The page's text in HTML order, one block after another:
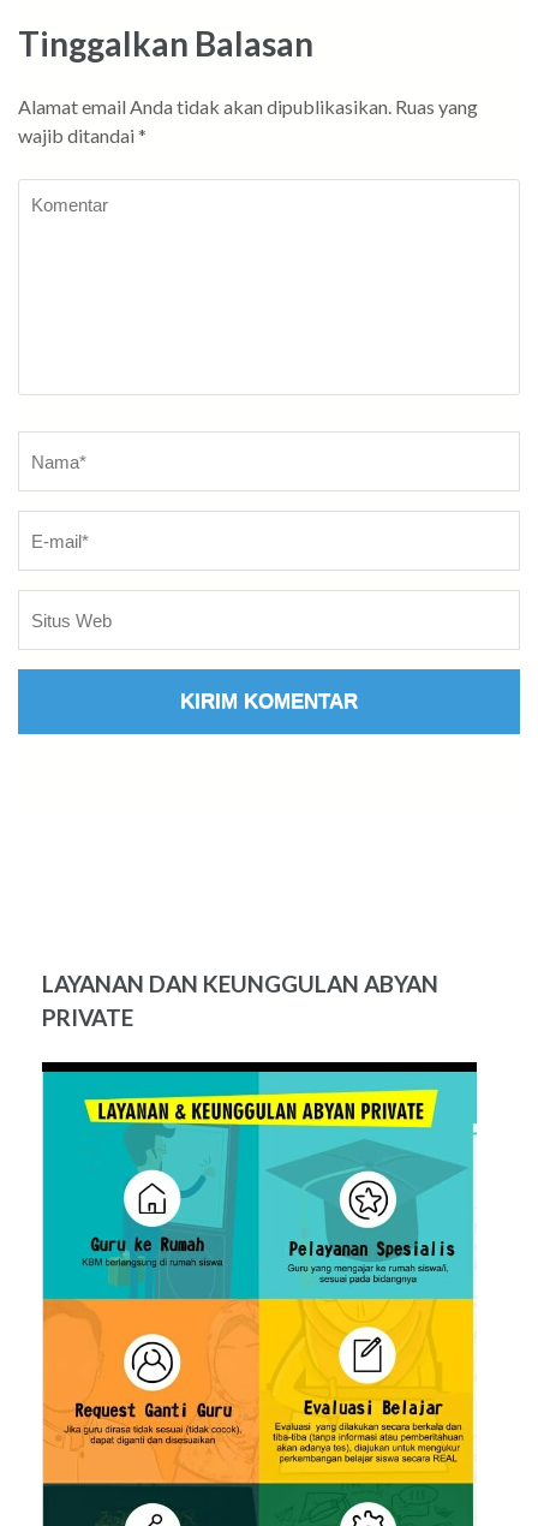
Tinggalkan Balasan
Alamat email Anda tidak akan dipublikasikan. Ruas yang
wajib ditandai *
LAYANAN DAN KEUNGGULAN ABYAN
PRIVATE